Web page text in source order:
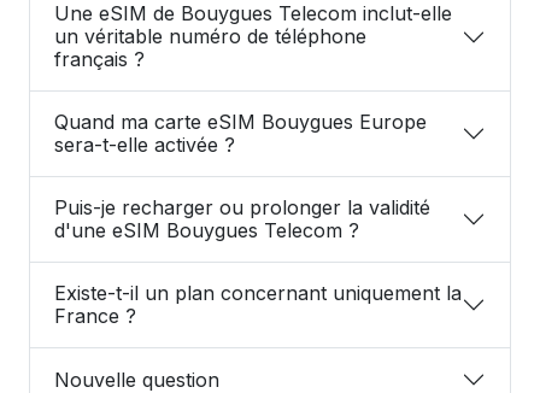
Une eSIM de Bouygues Telecom inclut-elle
un véritable numéro de téléphone
français ?
Quand ma carte eSIM Bouygues Europe
sera-t-elle activée ?
Puis-je recharger ou prolonger la validité
d'une eSIM Bouygues Telecom ?
Existe-t-il un plan concernant uniquement la
France ?
Nouvelle question